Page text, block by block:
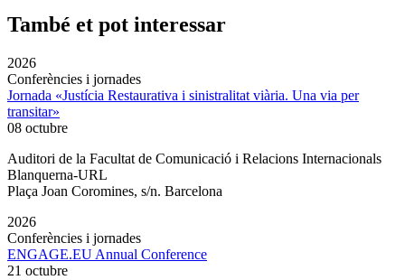
També et pot interessar
2026
Conferències i jornades
Jornada «Justícia Restaurativa i sinistralitat viària. Una via per
transitar»
08 octubre
Auditori de la Facultat de Comunicació i Relacions Internacionals
Blanquerna-URL
Plaça Joan Coromines, s/n. Barcelona
2026
Conferències i jornades
ENGAGE.EU Annual Conference
21 octubre